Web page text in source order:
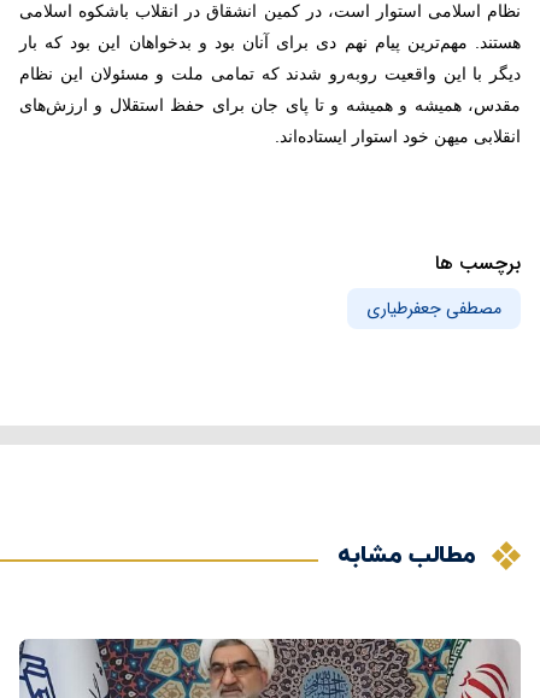
نظام اسلامی استوار است، در کمین انشقاق در انقلاب باشکوه اسلامی
هستند. مهم‌ترین پیام نهم دی برای آنان بود و بدخواهان این بود که بار
دیگر با این واقعیت روبه‌رو شدند که تمامی ملت و مسئولان این نظام
مقدس، همیشه و همیشه و تا پای جان برای حفظ استقلال و ارزش‌های
انقلابی میهن خود استوار ایستاده‌اند.
برچسب ها
مصطفی جعفرطیاری
مطالب مشابه